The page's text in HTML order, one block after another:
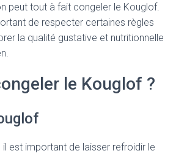
peut tout à fait congeler le Kouglof.
de respecter certaines règles
la qualité gustative et nutritionnelle
le Kouglof ?
est important de laisser refroidir le